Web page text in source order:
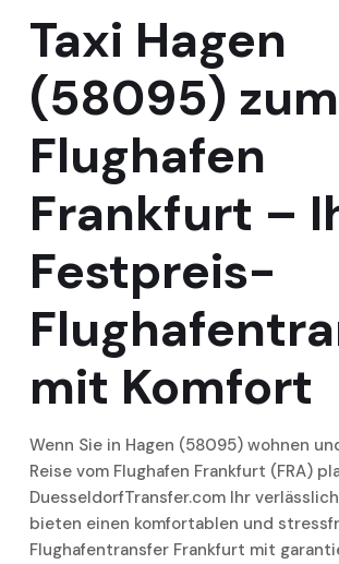
Taxi Hagen
(58095) zum
Flughafen
Frankfurt –
Festpreis-
mit Komfort
Wenn Sie in Hagen (58095) wohnen
Reise vom Flughafen Frankfurt (FRA)
DuesseldorfTransfer.com Ihr
bieten einen komfortablen und
Flughafentransfer Frankfurt mit